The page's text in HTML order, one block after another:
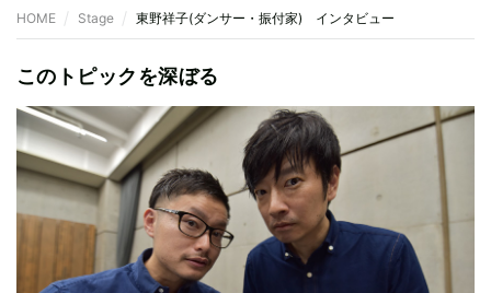
HOME Stage 東野祥子(ダンサー・振付家) インタビュー
このトピックを深ぼる